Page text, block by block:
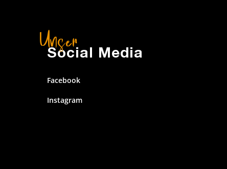
Social Media
Facebook
Instagram